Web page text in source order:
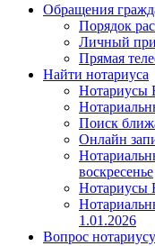
Обращения
Порядок
Личный
Прямая
Найти нотариуса
Нотариусы
Поиск
Онлайн
воскресенье
Нотариусы
1.01.2026
Вопрос нотариусу